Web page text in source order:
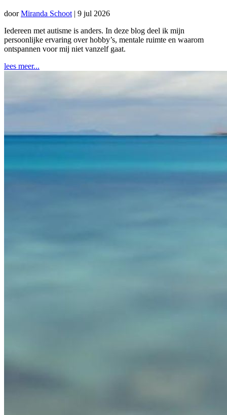
doorMiranda Schoot | 9 jul 2026
Iedereen met autisme is anders. In deze blog deel ik mijn
persoonlijke ervaring over hobby’s, mentale ruimte en waarom
ontspannen voor mij niet vanzelf gaat.
lees meer...